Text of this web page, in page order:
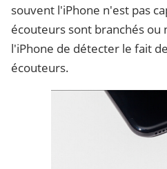
souvent l'iPhone n'est pas
écouteurs sont branchés ou
l'iPhone de détecter le fait
écouteurs.